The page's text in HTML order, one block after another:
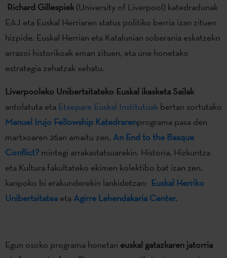
Richard Gillespiek(University of Liverpool) katedradunak
EAJ eta Euskal Herriaren status politiko berria izan zituen
hizpide. Euskal Herrian eta Katalunian soberania eskatzeko
arrazoi historikoak eman zituen, eta une honetako
estrategia zehatzak xehatu.
Liverpooleko Unibertsitateko Euskal ikasketa Sailak
antolatuta eta Etxepare Euskal Institutuak bertan sortutako
Manuel Irujo Fellowship Katedrarenprograma pasa den
martxoaren 26an amaitu zen, An End to the Basque
Conflict? mintegi arrakastatsuarekin. Historia, Hizkuntza
eta Kultura fakultateko ekimen kolektibo bat izan zen,
kanpoko bi erakunderekin lankidetzan: Euskal Herriko
Unibertsitatea eta Agirre Lehendakaria Center.
Egun osoko programa honetan euskal gatazkaren jatorria